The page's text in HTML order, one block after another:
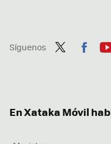
Síguenos
En Xataka Móvil